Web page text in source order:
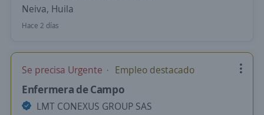
Neiva, Huila
Hace 2 días
Se precisa Urgente Empleo destacado
Enfermera de Campo
LMT CONEXUS GROUP SAS